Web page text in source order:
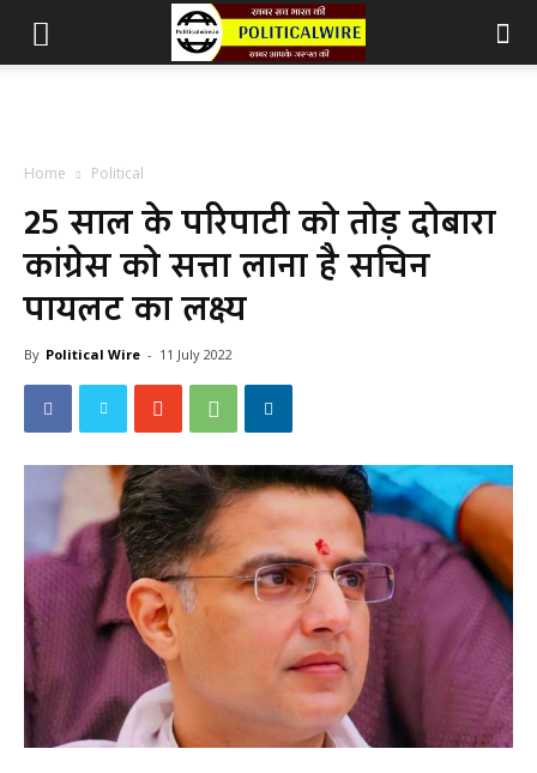
Home Political
25 साल के परिपाटी को तोड़ दोबारा
कांग्रेस को सत्ता लाना है सचिन
पायलट का लक्ष्य
By Political Wire - 11 July 2022